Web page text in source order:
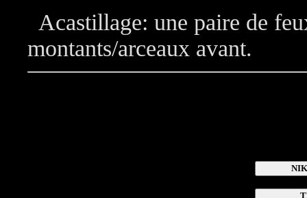
Acastillage: une paire de
montants/arceaux avant.